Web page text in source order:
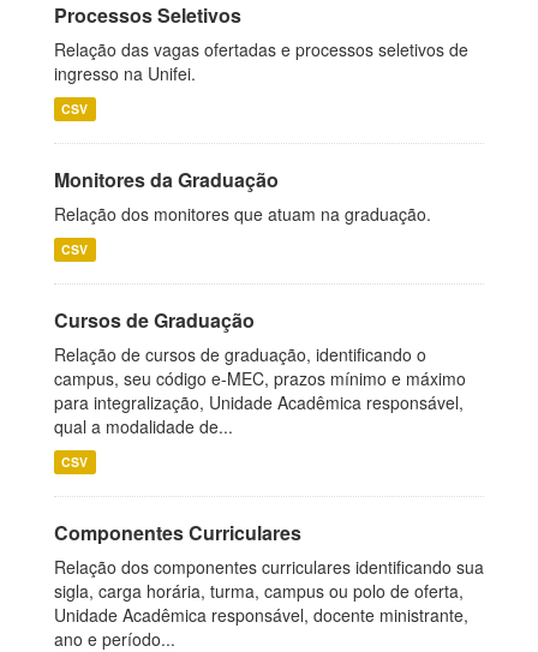
Processos Seletivos
Relação das vagas ofertadas e processos seletivos de
ingresso na Unifei.
CSV
Monitores da Graduação
Relação dos monitores que atuam na graduação.
CSV
Cursos de Graduação
Relação de cursos de graduação, identificando o
campus, seu código e-MEC, prazos mínimo e máximo
para integralização, Unidade Acadêmica responsável,
qual a modalidade de...
CSV
Componentes Curriculares
Relação dos componentes curriculares identificando sua
sigla, carga horária, turma, campus ou polo de oferta,
Unidade Acadêmica responsável, docente ministrante,
ano e período...